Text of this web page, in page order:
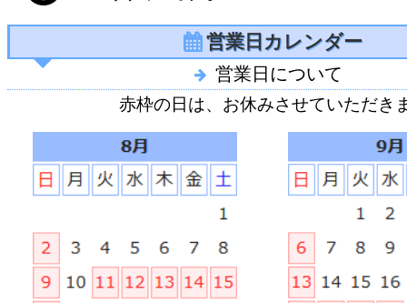
営業日カレンダー
営業日について
赤枠の日は、お休みさせていただき